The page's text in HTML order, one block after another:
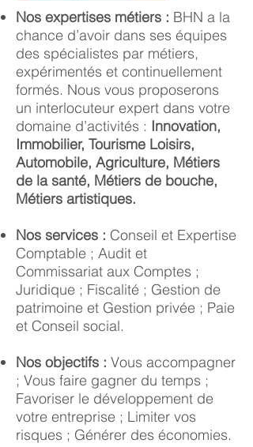
Nos expertises métiers : BHN a la
chance d’avoir dans ses équipes
des spécialistes par métiers,
expérimentés et continuellement
formés. Nous vous proposerons
un interlocuteur expert dans votre
domaine d’activités : Innovation,
Immobilier, Tourisme Loisirs,
Automobile, Agriculture, Métiers
de la santé, Métiers de bouche,
Métiers artistiques.​​
Nos services : Conseil et Expertise
Comptable ; Audit et
Commissariat aux Comptes ;
Juridique ; Fiscalité ; Gestion de
patrimoine et Gestion privée ; Paie
et Conseil social.
Nos objectifs : Vous accompagner
; Vous faire gagner du temps ;
Favoriser le développement de
votre entreprise ; Limiter vos
risques ; Générer des économies.